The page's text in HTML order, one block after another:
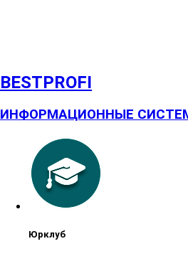
BESTPROFI
ИНФОРМАЦИОННЫЕ
Юрклуб